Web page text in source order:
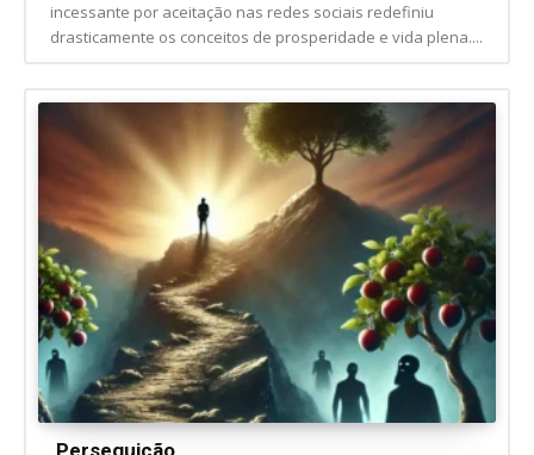
incessante por aceitação nas redes sociais redefiniu
drasticamente os conceitos de prosperidade e vida plena....
Perseguição